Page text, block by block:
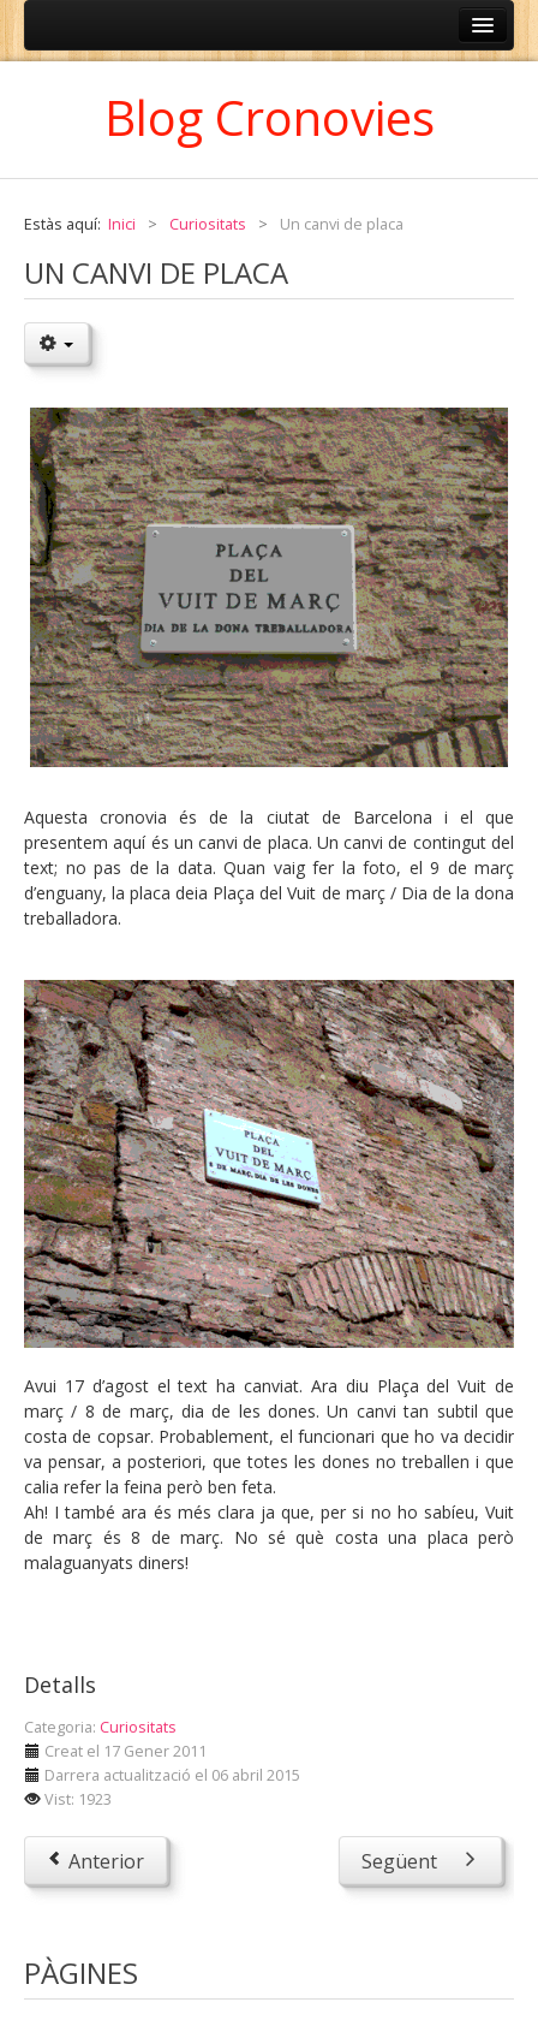
Blog Cronovies
Estàs aquí: Inici > Curiositats > Un canvi de placa
UN CANVI DE PLACA
Aquesta cronovia és de la ciutat de Barcelona i el que
presentem aquí és un canvi de placa. Un canvi de contingut del
text; no pas de la data. Quan vaig fer la foto, el 9 de març
d’enguany, la placa deia Plaça del Vuit de març / Dia de la dona
treballadora.
Avui 17 d’agost el text ha canviat. Ara diu Plaça del Vuit de
març / 8 de març, dia de les dones. Un canvi tan subtil que
costa de copsar. Probablement, el funcionari que ho va decidir
va pensar, a posteriori, que totes les dones no treballen i que
calia refer la feina però ben feta.
Ah! I també ara és més clara ja que, per si no ho sabíeu, Vuit
de març és 8 de març. No sé què costa una placa però
malaguanyats diners!
Detalls
Categoria: Curiositats
Creat el 17 Gener 2011
Darrera actualització el 06 abril 2015
Vist: 1923
Anterior Següent
PÀGINES